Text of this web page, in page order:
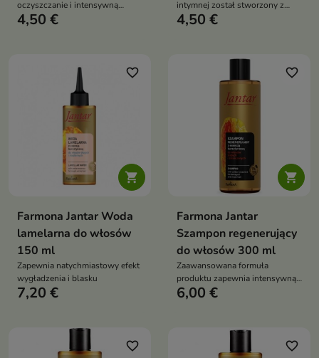
oczyszczanie i intensywną
regenerację okolic intymnych
4,50 €
intymnej został stworzony z
myślą o codziennej pielęgnacji,
pielęgnację okolic intymnych
4,50 €

favorite_border
Farmona Jantar Woda
lamelarna do włosów
150 ml
Zapewnia natychmiastowy efekt
wygładzenia i blasku
7,20 €

favorite_border
Farmona Jantar
Szampon regenerujący
do włosów 300 ml
Zaawansowana formuła
produktu zapewnia intensywną
regenerację i nawilżenie włosów
6,00 €
favorite_border favorite_border